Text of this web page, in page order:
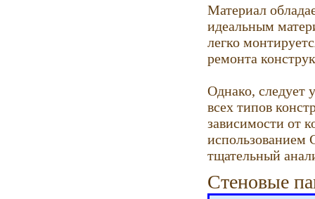
Материал
идеальным
легко
ремонта
Однако, следует
всех типов
зависимости от
использованием
тщательный
Стеновые